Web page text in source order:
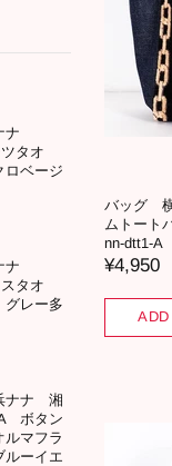
ナ
タオ
ベージ
ナ
タオ
レー多
ナナ 湘
ボタン
ルマフラ
ーイエ
バッグ
ムトー
nn-dtt1-A
¥4,950